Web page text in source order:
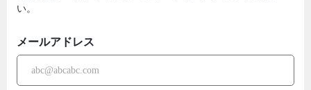
い。
メールアドレス